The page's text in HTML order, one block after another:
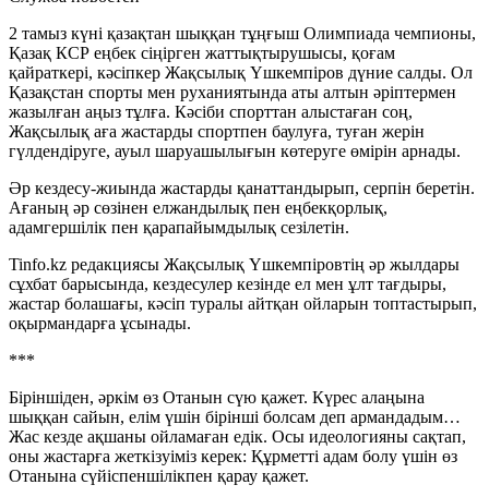
2 тамыз күні қазақтан шыққан тұңғыш Олимпиада чемпионы,
Қазақ КСР еңбек сіңірген жаттықтырушысы, қоғам
қайраткері, кәсіпкер Жақсылық Үшкемпіров дүние салды. Ол
Қазақстан спорты мен руханиятында аты алтын әріптермен
жазылған аңыз тұлға. Кәсіби спорттан алыстаған соң,
Жақсылық аға жастарды спортпен баулуға, туған жерін
гүлдендіруге, ауыл шаруашылығын көтеруге өмірін арнады.
Әр кездесу-жиында жастарды қанаттандырып, серпін беретін.
Ағаның әр сөзінен елжандылық пен еңбекқорлық,
адамгершілік пен қарапайымдылық сезілетін.
Tinfo.kz редакциясы Жақсылық Үшкемпіровтің әр жылдары
сұхбат барысында, кездесулер кезінде ел мен ұлт тағдыры,
жастар болашағы, кәсіп туралы айтқан ойларын топтастырып,
оқырмандарға ұсынады.
***
Біріншіден, әркім өз Отанын сүю қажет. Күрес алаңына
шыққан сайын, елім үшін бірінші болсам деп армандадым…
Жас кезде ақшаны ойламаған едік. Осы идеологияны сақтап,
оны жастарға жеткізуіміз керек: Құрметті адам болу үшін өз
Отанына сүйіспеншілікпен қарау қажет.